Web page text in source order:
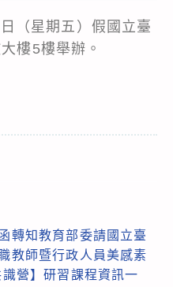
（星期五）假國立臺
樓5樓舉辦。
轉知教育部委請國立臺
教師暨行政人員美感素
營】研習課程資訊一